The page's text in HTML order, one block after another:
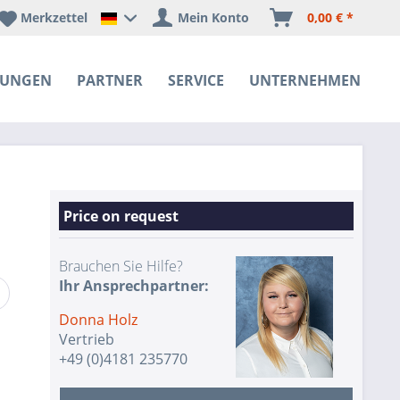
PARTNER SERVICE UNTERNEHMEN
Happyware Deutschland
Merkzettel Mein Konto 0,00 € *
Price on request
Brauchen Sie Hilfe?
Ihr Ansprechpartner:
Donna Holz
Vertrieb
+49 (0)4181 235770